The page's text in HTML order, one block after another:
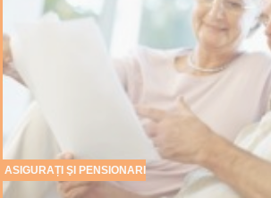
ASIGURAȚI ŞI PENSIONARI